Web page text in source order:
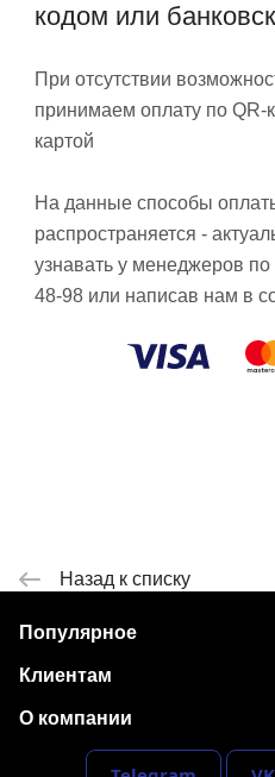
кодом или
При отсутствии
принимаем оплату по QR-
картой
На данные способы
распространяется -
узнавать у менеджеров
48-98 или написав нам в
Назад к списку
Популярное
Клиентам
О компании